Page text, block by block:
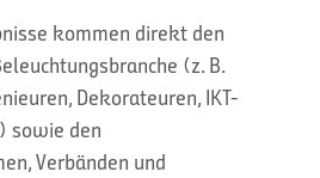
kommen direkt den
(z. B.
Dekorateuren, IKT-
sowie den
Verbänden und